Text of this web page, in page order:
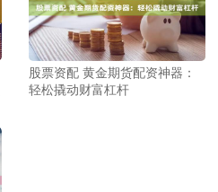
股票资配 黄金期货配资神器：
轻松撬动财富杠杆